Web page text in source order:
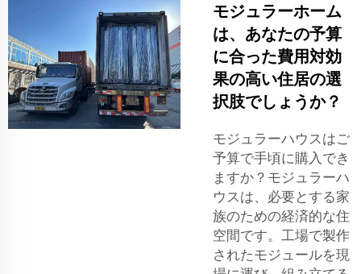
モジュラーホーム
は、あなたの予算
に合った費用対効
果の高い住居の選
択肢でしょうか？
モジュラーハウスはご
予算で手頃に購入でき
ますか？モジュラーハ
ウスは、必要とする家
族のための経済的な住
空間です。工場で製作
されたモジュールを現